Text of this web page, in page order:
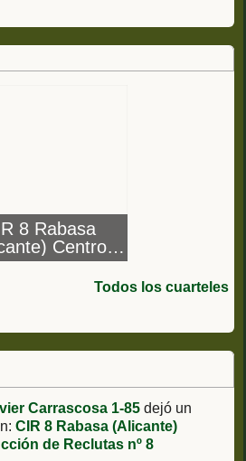
8 Rabasa
Centro
de
Todos los cuarteles
Carrascosa 1-85 dejó un
CIR 8 Rabasa (Alicante)
de Reclutas nº 8